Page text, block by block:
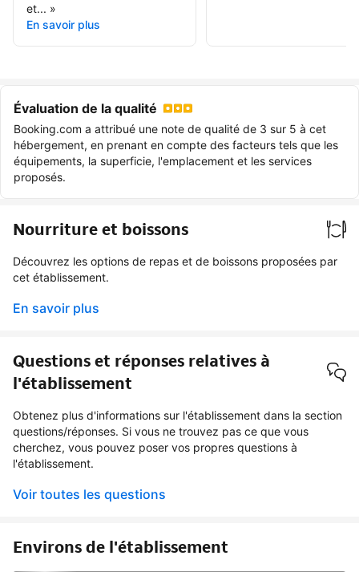
et... »
En savoir plus
Évaluation de la qualité
Booking.com a attribué une note de qualité de 3 sur 5 à cet
hébergement, en prenant en compte des facteurs tels que les
équipements, la superficie, l'emplacement et les services
proposés.
Nourriture et boissons
Découvrez les options de repas et de boissons proposées par
cet établissement.
En savoir plus
Questions et réponses relatives à
l'établissement
Obtenez plus d'informations sur l'établissement dans la section
questions/réponses. Si vous ne trouvez pas ce que vous
cherchez, vous pouvez poser vos propres questions à
l'établissement.
Voir toutes les questions
Environs de l'établissement